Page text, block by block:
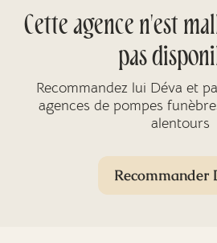
Cette agence n'est
pas
Recommandez lui Déva et
agences de pompes
alentours
Recommander